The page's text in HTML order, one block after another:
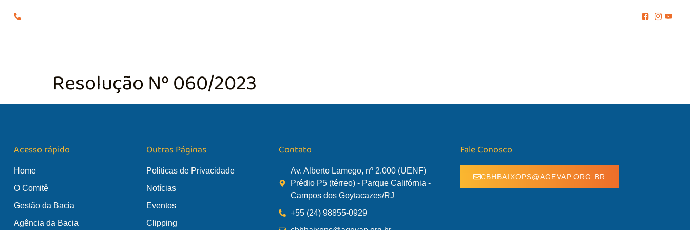
Resolução Nº 060/2023
Acesso rápido
Home
O Comitê
Gestão da Bacia
Agência da Bacia
Outras Páginas
Politicas de Privacidade
Notícias
Eventos
Clipping
Contato
Av. Alberto Lamego, nº 2.000 (UENF)
Prédio P5 (térreo) - Parque Califórnia -
Campos dos Goytacazes/RJ
+55 (24) 98855-0929
Fale Conosco
CBHBAIXOPS@AGEVAP.ORG.BR